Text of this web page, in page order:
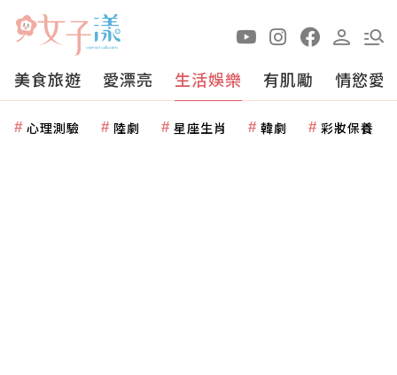
美食旅遊 愛漂亮 生活娛樂 有肌勵 情慾愛
心理測驗 陸劇 星座生肖 韓劇 彩妝保養